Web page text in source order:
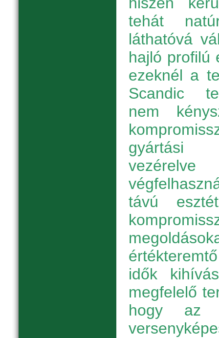
tehát
láthatóvá
hajló profilú
ezeknél a
Scandic
nem
gyártási
távú
idők
megfelelő
hogy az